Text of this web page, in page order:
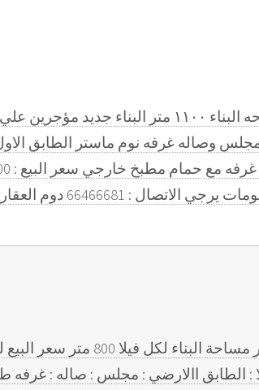
للبيع عدد ٢ فيلا في منطقة الوكير مساحه الارض ٨٤٥ متر مساحه البناء
: 66466681 دوم العقارات ترخيص رقم ٨٠
الطابق االارضي : مجلس : صاله : غرفه